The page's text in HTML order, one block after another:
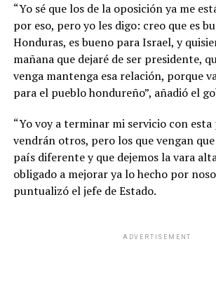
“Yo sé que los de la oposición ya me
por eso, pero yo les digo: creo que es
Honduras, es bueno para Israel, y
mañana que dejaré de ser presidente,
venga mantenga esa relación, porque
para el pueblo hondureño”, añadió el
“Yo voy a terminar mi servicio con esta
vendrán otros, pero los que vengan
país diferente y que dejemos la vara
obligado a mejorar ya lo hecho por
puntualizó el jefe de Estado.
ADVERTISEMENT